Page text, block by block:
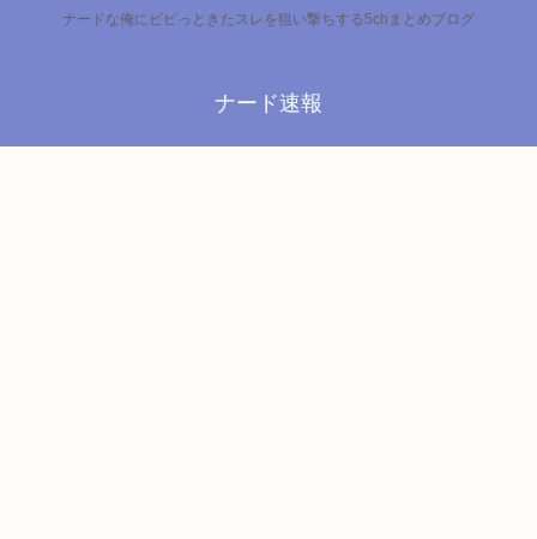
ナードな俺にビビっときたスレを狙い撃ちする5chまとめブログ
ナード速報